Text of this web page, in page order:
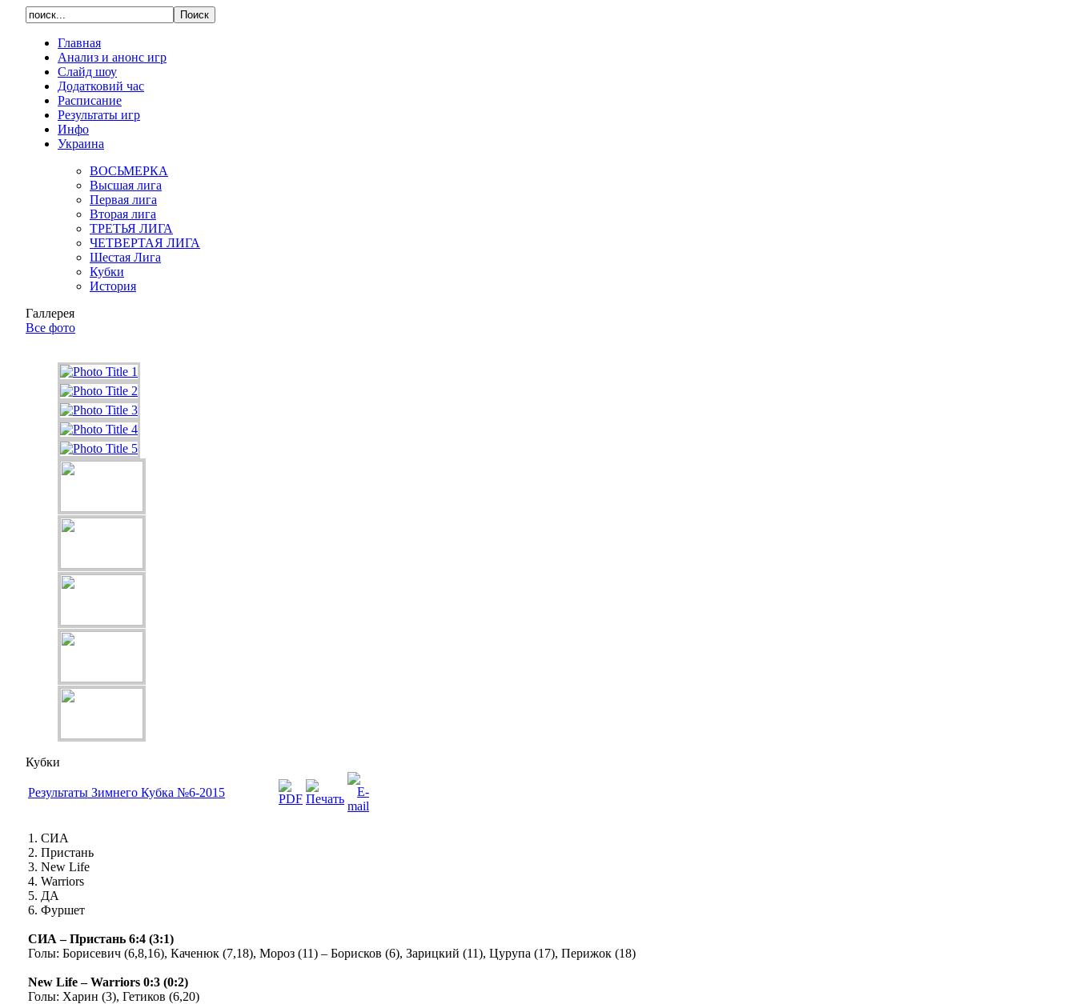
Главная
Анализ и анонс игр
Слайд шоу
Додатковий час
Расписание
Результаты игр
Инфо
Украина
ВОСЬМЕРКА
Высшая лига
Первая лига
Вторая лига
ТРЕТЬЯ ЛИГА
ЧЕТВЕРТАЯ ЛИГА
Шестая Лига
Кубки
История
Галлерея
Все фото
Кубки
Результаты Зимнего Кубка №6-2015
1. СИА
2. Пристань
3. New Life
4. Warriors
5. ДА
6. Фуршет
СИА – Пристань 6:4 (3:1)
Голы: Борисевич (6,8,16), Каченюк (7,18), Мороз (11) – Борисков (6), Зарицкий (11), Цурупа (17), Перижок (18)
New Life – Warriors 0:3 (0:2)
Голы: Харин (3), Гетиков (6,20)